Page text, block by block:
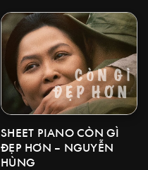
SHEET PIANO CÒN GÌ
ĐẸP HƠN – NGUYỄN
HÙNG